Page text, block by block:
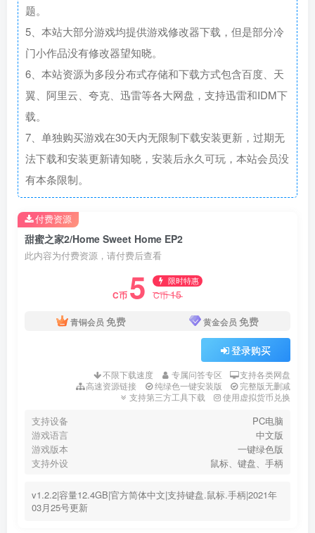
题。
5、本站大部分游戏均提供游戏修改器下载，但是部分冷
门小作品没有修改器望知晓。
6、本站资源为多段分布式存储和下载方式包含百度、天
翼、阿里云、夸克、迅雷等各大网盘，支持迅雷和IDM下
载。
7、单独购买游戏在30天内无限制下载安装更新，过期无
法下载和安装更新请知晓，安装后永久可玩，本站会员没
有本条限制。
甜蜜之家2/Home Sweet Home EP2
此内容为付费资源，请付费后查看
C币 5 限时特惠
C币15
青铜会员 免费 黄金会员 免费
登录购买
不限下载速度 专属问答专区
支持各类网盘
高速资源链接
纯绿色一键安装版
完整版无删减
支持第三方工具下载
使用虚拟货币兑换
支持设备
PC电脑
游戏语言
中文版
游戏版本
一键绿色版
支持外设
鼠标、键盘、手柄
v1.2.2|容量12.4GB|官方简体中文|支持键盘.鼠标.手柄|2021年
03月25号更新
付费资源